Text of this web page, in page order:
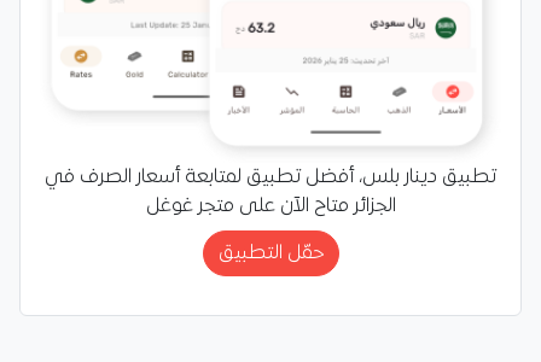
تطبيق دينار بلس، أفضل تطبيق لمتابعة أسعار الصرف في
الجزائر متاح الآن على متجر غوغل
حمّل التطبيق